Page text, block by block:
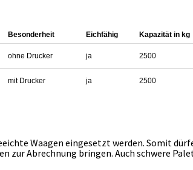
Besonderheit Eichfähig Kapazität in kg
ohne Drucker ja 2500
mit Drucker ja 2500
Waagen eingesetzt werden. Somit
zur Abrechnung bringen. Auch schwere